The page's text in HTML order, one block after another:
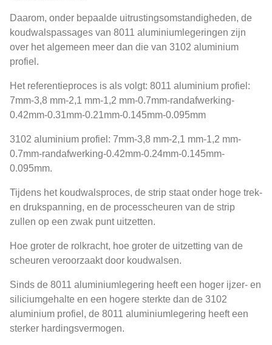
Daarom, onder bepaalde uitrustingsomstandigheden, de
koudwalspassages van 8011 aluminiumlegeringen zijn
over het algemeen meer dan die van 3102 aluminium
profiel.
Het referentieproces is als volgt: 8011 aluminium profiel:
7mm-3,8 mm-2,1 mm-1,2 mm-0.7mm-randafwerking-
0.42mm-0.31mm-0.21mm-0.145mm-0.095mm
3102 aluminium profiel: 7mm-3,8 mm-2,1 mm-1,2 mm-
0.7mm-randafwerking-0.42mm-0.24mm-0.145mm-
0.095mm.
Tijdens het koudwalsproces, de strip staat onder hoge trek-
en drukspanning, en de processcheuren van de strip
zullen op een zwak punt uitzetten.
Hoe groter de rolkracht, hoe groter de uitzetting van de
scheuren veroorzaakt door koudwalsen.
Sinds de 8011 aluminiumlegering heeft een hoger ijzer- en
siliciumgehalte en een hogere sterkte dan de 3102
aluminium profiel, de 8011 aluminiumlegering heeft een
sterker hardingsvermogen.